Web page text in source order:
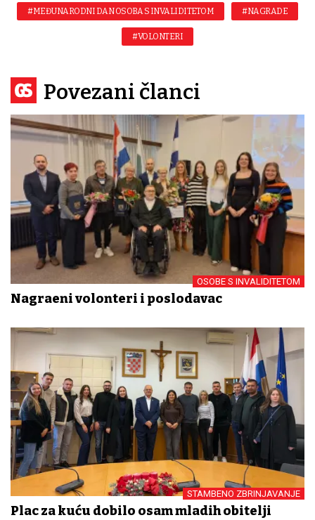
#MEĐUNARODNI DAN OSOBA S INVALIDITETOM #NAGRADE
#VOLONTERI
Povezani članci
OSOBE S INVALIDITETOM
Nagrađeni volonteri i poslodavac
STAMBENO ZBRINJAVANJE
Plac za kuću dobilo osam mladih obitelji